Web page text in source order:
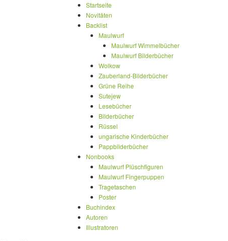
Startseite
Novitäten
Backlist
Maulwurf
Maulwurf Wimmelbücher
Maulwurf Bilderbücher
Wolkow
Zauberland-Bilderbücher
Grüne Reihe
Sutejew
Lesebücher
Bilderbücher
Rüssel
ungarische Kinderbücher
Pappbilderbücher
Nonbooks
Maulwurf Plüschfiguren
Maulwurf Fingerpuppen
Tragetaschen
Poster
Buchindex
Autoren
Illustratoren